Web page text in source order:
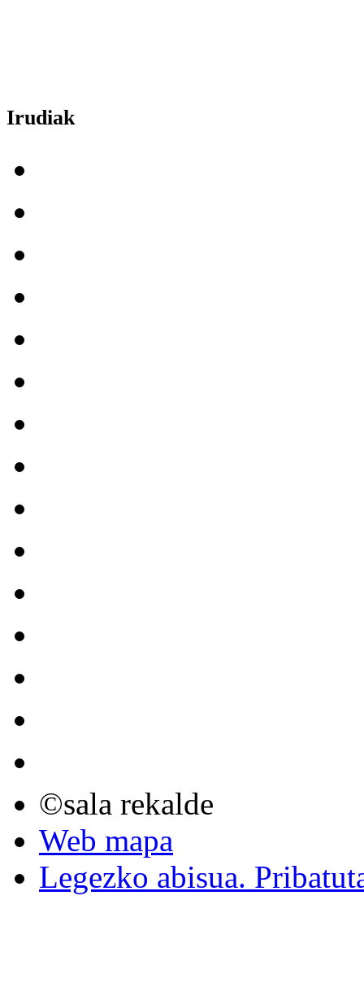
Irudiak
©sala rekalde
Web mapa
Legezko abisua.